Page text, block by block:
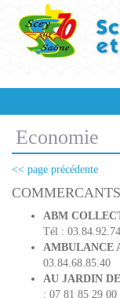
Economie
<< page précédente
COMMERCANTS
ABM
Tél :
AMBULANCE
03.84.68.85.40
AU JARDIN
: 07 81 85 29 00